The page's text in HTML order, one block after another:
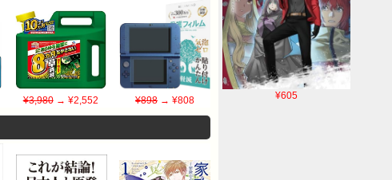
¥605
¥3,980→ ¥2,552 ¥898→ ¥808